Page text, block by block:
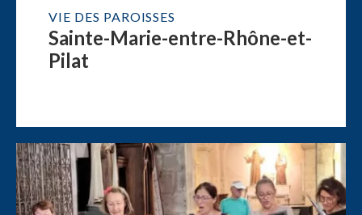
VIE DES PAROISSES
Sainte-Marie-entre-Rhône-et-
Pilat